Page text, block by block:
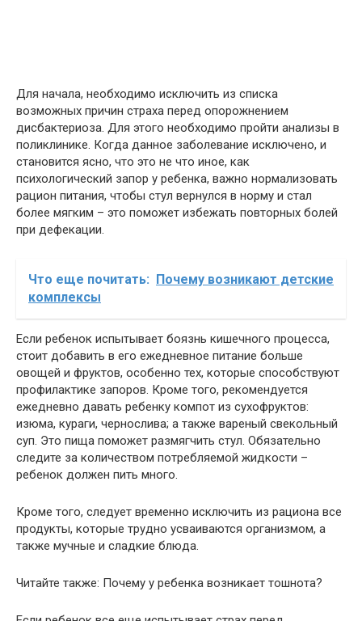
Для начала, необходимо исключить из списка
возможных причин страха перед опорожнением
дисбактериоза. Для этого необходимо пройти анализы в
поликлинике. Когда данное заболевание исключено, и
становится ясно, что это не что иное, как
психологический запор у ребенка, важно нормализовать
рацион питания, чтобы стул вернулся в норму и стал
более мягким – это поможет избежать повторных болей
при дефекации.
Что еще почитать: Почему возникают детские
комплексы
Если ребенок испытывает боязнь кишечного процесса,
стоит добавить в его ежедневное питание больше
овощей и фруктов, особенно тех, которые способствуют
профилактике запоров. Кроме того, рекомендуется
ежедневно давать ребенку компот из сухофруктов:
изюма, кураги, чернослива; а также вареный свекольный
суп. Это пища поможет размягчить стул. Обязательно
следите за количеством потребляемой жидкости –
ребенок должен пить много.
Кроме того, следует временно исключить из рациона все
продукты, которые трудно усваиваются организмом, а
также мучные и сладкие блюда.
Читайте также: Почему у ребенка возникает тошнота?